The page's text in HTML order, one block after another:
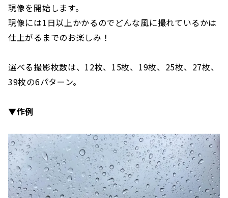
現像を開始します。
現像には1日以上かかるのでどんな風に撮れているかは
仕上がるまでのお楽しみ！
選べる撮影枚数は、12枚、15枚、19枚、25枚、27枚、
39枚の6パターン。
▼作例